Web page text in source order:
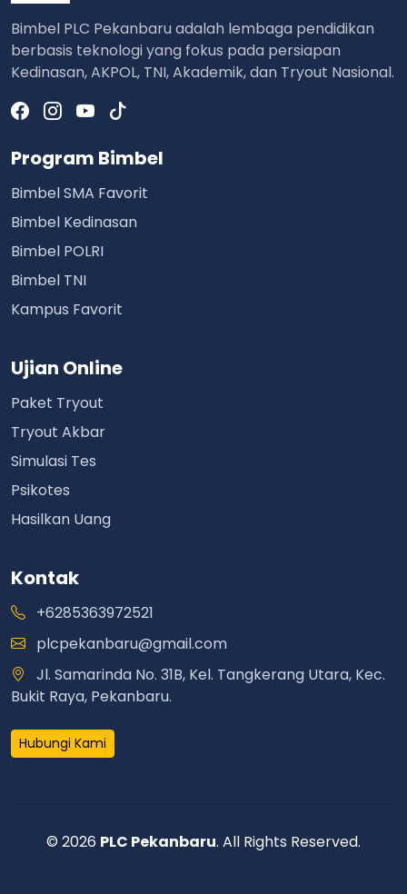
Bimbel PLC Pekanbaru adalah lembaga pendidikan
berbasis teknologi yang fokus pada persiapan
Kedinasan, AKPOL, TNI, Akademik, dan Tryout Nasional.
Program Bimbel
Bimbel SMA Favorit
Bimbel Kedinasan
Bimbel POLRI
Bimbel TNI
Kampus Favorit
Ujian Online
Paket Tryout
Tryout Akbar
Simulasi Tes
Psikotes
Hasilkan Uang
Kontak
+6285363972521
plcpekanbaru@gmail.com
Jl. Samarinda No. 31B, Kel. Tangkerang Utara, Kec.
Bukit Raya, Pekanbaru.
Hubungi Kami
© 2026 PLC Pekanbaru. All Rights Reserved.